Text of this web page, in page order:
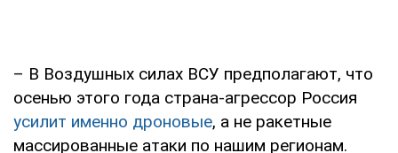
– В Воздушных силах ВСУ предполагают, что
осенью этого года страна-агрессор Россия
усилит именно дроновые, а не ракетные
массированные атаки по нашим регионам.